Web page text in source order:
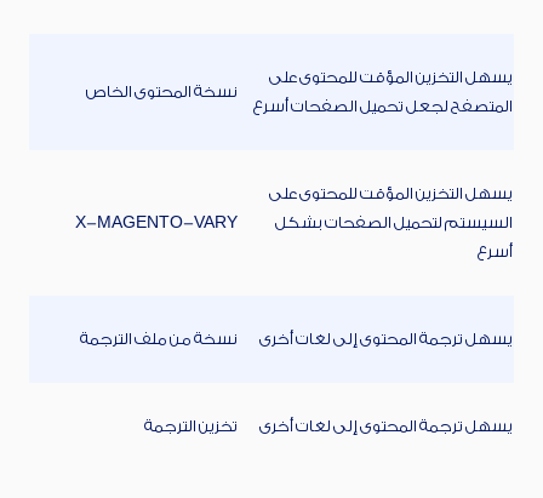
يسهل التخزين المؤقت للمحتوى على
المتصفح لجعل تحميل الصفحات أسرع
نسخة المحتوى الخاص
يسهل التخزين المؤقت للمحتوى على
السيستم لتحميل الصفحات بشكل
أسرع
X-MAGENTO-VARY
يسهل ترجمة المحتوى إلى لغات أخرى نسخة من ملف الترجمة
يسهل ترجمة المحتوى إلى لغات أخرى تخزين الترجمة